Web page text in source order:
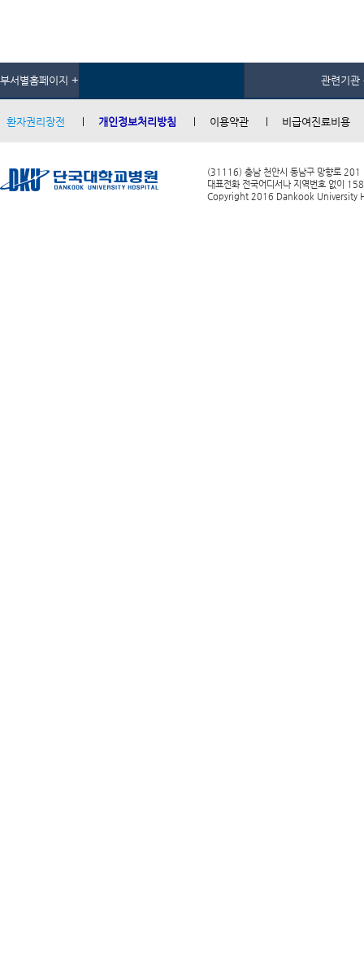
부서별홈페이지 + 관련기관
환자권리장전 개인정보처리방침 이용약관 비급여진료비용
(31116) 충남 천안시 동남구 망향로 201
대표전화 전국어디서나 지역번호 없이
Copyright 2016 Dankook University